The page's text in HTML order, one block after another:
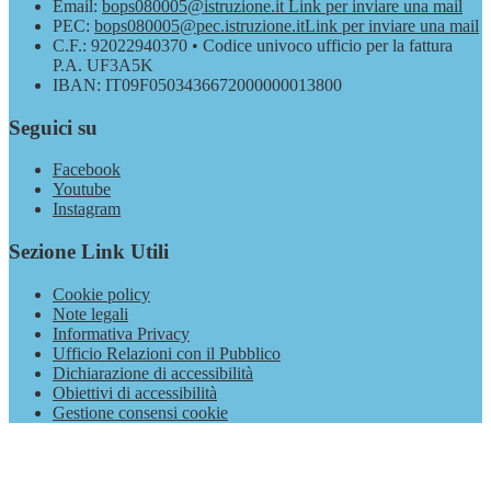
Email: bops080005@istruzione.it Link per inviare una mail
PEC: bops080005@pec.istruzione.itLink per inviare una mail
C.F.: 92022940370 • Codice univoco ufficio per la fattura
P.A. UF3A5K
IBAN: IT09F0503436672000000013800
Seguici su
Facebook
Youtube
Instagram
Sezione Link Utili
Cookie policy
Note legali
Informativa Privacy
Ufficio Relazioni con il Pubblico
Dichiarazione di accessibilità
Obiettivi di accessibilità
Gestione consensi cookie